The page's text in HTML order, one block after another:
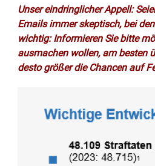
Unser eindringlicher Appell:
Emails immer skeptisch, bei
wichtig: Informieren Sie bitte
ausmachen wollen, am besten
desto größer die Chancen auf